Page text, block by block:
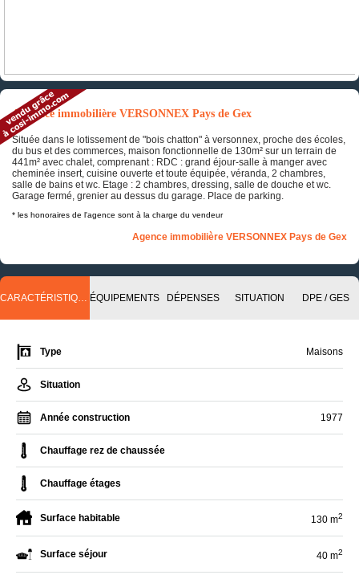
Annonce immobilière VERSONNEX Pays de Gex
Située dans le lotissement de "bois chatton" à versonnex, proche des écoles,
du bus et des commerces, maison fonctionnelle de 130m² sur un terrain de
441m² avec chalet, comprenant : RDC : grand éjour-salle à manger avec
cheminée insert, cuisine ouverte et toute équipée, véranda, 2 chambres,
salle de bains et wc. Etage : 2 chambres, dressing, salle de douche et wc.
Garage fermé, grenier au dessus du garage. Place de parking.
* les honoraires de l'agence sont à la charge du vendeur
Agence immobilière VERSONNEX Pays de Gex
CARACTÉRISTIQUES ÉQUIPEMENTS DÉPENSES SITUATION DPE / GES
Type Maisons
Situation
Année construction 1977
Chauffage rez de chaussée
Chauffage étages
Surface habitable 130 m2
Surface séjour 40 m2